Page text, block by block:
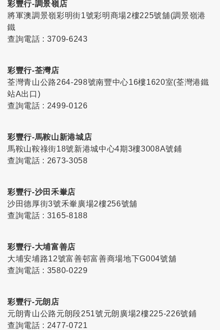
彩豐行-調景嶺店
將軍澳調景嶺彩明街1號彩明商場2樓225號舖(調景嶺港
鐵
查詢電話 : 3709-6243
彩豐行-荃灣店
荃灣青山公路264-298號南豐中心16樓1620室(荃灣港鐵
站A出口)
查詢電話 : 2499-0126
彩豐行-馬鞍山新港城店
馬鞍山鞍祿街18號新港城中心4期3樓3008A號鋪
查詢電話 : 2673-3058
彩豐行-沙田禾輋店
沙田德厚街3號禾輋廣場2樓256號舖
查詢電話 : 3165-8188
彩豐行-大埔富善店
大埔安埔路12號富善邨富善商場地下G004號舖
查詢電話 : 3580-0229
彩豐行-元朗店
元朗青山公路元朗段251號元朗廣場2樓225-226號鋪
查詢電話 : 2477-0721